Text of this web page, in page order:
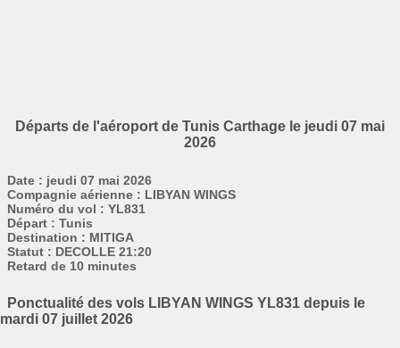
Départs de l'aéroport de Tunis Carthage le jeudi 07 mai
2026
Date : jeudi 07 mai 2026
Compagnie aérienne : LIBYAN WINGS
Numéro du vol : YL831
Départ : Tunis
Destination : MITIGA
Statut : DECOLLE 21:20
Retard de 10 minutes
Ponctualité des vols LIBYAN WINGS YL831 depuis le
mardi 07 juillet 2026